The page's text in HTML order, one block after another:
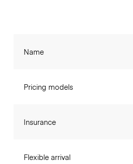
Name
Pricing models
Insurance
Flexible arrival